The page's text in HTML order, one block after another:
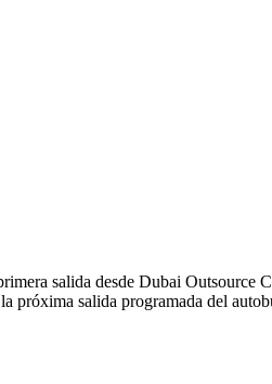
salida desde Dubai Outsource
próxima salida programada del